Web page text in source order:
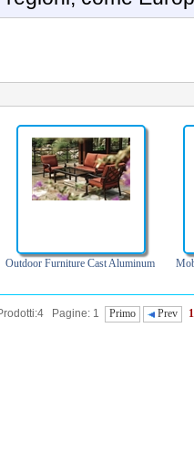
Outdoor Furniture Cast Aluminum
Pagine: 1 Primo Prev 1